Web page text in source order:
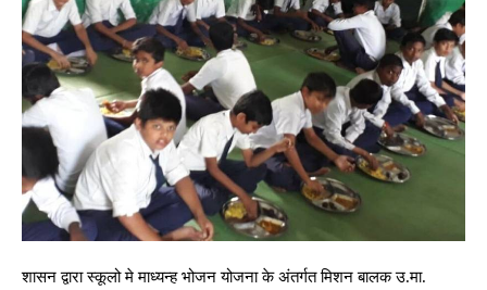
शासन द्वारा स्कूलो मे माध्यन्ह भोजन योजना के अंतर्गत मिशन बालक उ.मा.